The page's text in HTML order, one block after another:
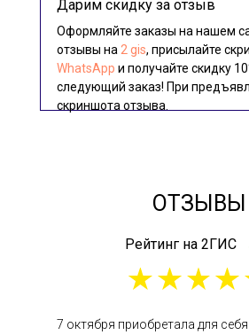
Оформляйте заказы на нашем
отзывы на 2 gis, присылайте
WhatsApp и получайте скидку
следующий заказ! При
скриншота отзыва.
Дарим скидку за отзыв
ОТЗЫВЫ
Рейтинг на 2ГИС
7 октября приобретала для